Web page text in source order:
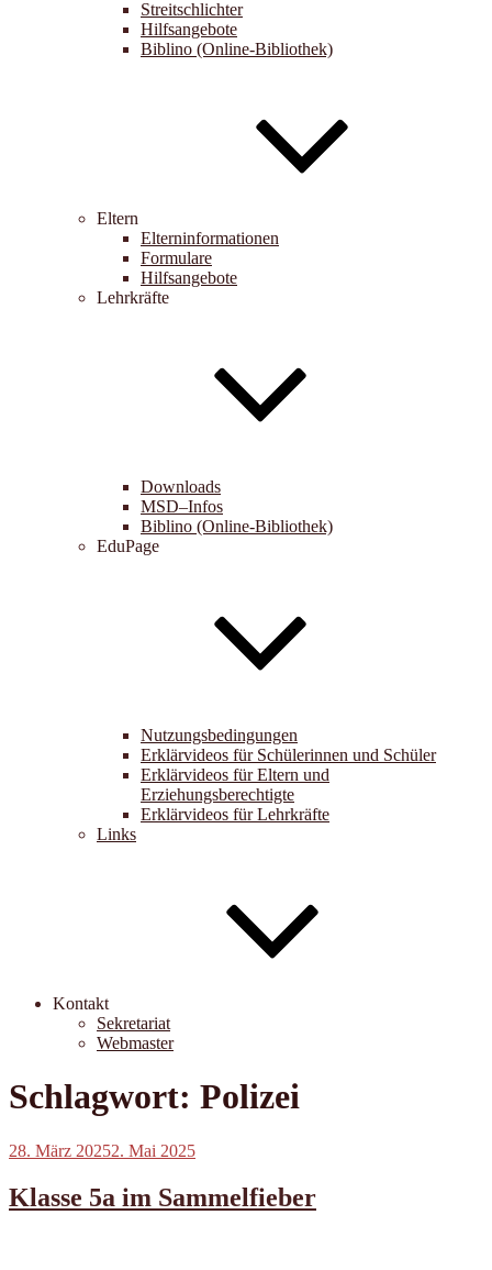
Streitschlichter
Hilfsangebote
Biblino (Online-Bibliothek)
Eltern
Elterninformationen
Formulare
Hilfsangebote
Lehrkräfte
Downloads
MSD–Infos
Biblino (Online-Bibliothek)
EduPage
Nutzungsbedingungen
Erklärvideos für Schülerinnen und Schüler
Erklärvideos für Eltern und
Erziehungsberechtigte
Erklärvideos für Lehrkräfte
Links
Kontakt
Sekretariat
Webmaster
Schlagwort: Polizei
Veröffentlicht
28. März 20252. Mai 2025
Klasse 5a im Sammelfieber